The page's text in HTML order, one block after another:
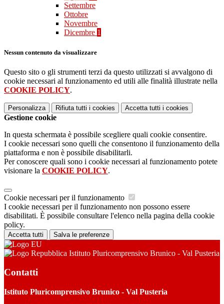
Settembre
Ottobre
Novembre
Dicembre 1
Nessun contenuto da visualizzare
Questo sito o gli strumenti terzi da questo utilizzati si avvalgono di
cookie necessari al funzionamento ed utili alle finalità illustrate nella
COOKIE POLICY.
Personalizza Rifiuta tutti i cookies Accetta tutti i cookies
Gestione cookie
In questa schermata è possibile scegliere quali cookie consentire.
I cookie necessari sono quelli che consentono il funzionamento della
piattaforma e non è possibile disabilitarli.
Per conoscere quali sono i cookie necessari al funzionamento potete
visionare la COOKIE POLICY.
Cookie necessari per il funzionamento
I cookie necessari per il funzionamento non possono essere
disabilitati. È possibile consultare l'elenco nella pagina della cookie
policy.
Accetta tutti Salva le preferenze
Istituto Pluricomprensivo Brunico - Val Pusteria
Contatti
Istituto Pluricomprensivo Brunico - Val Pusteria